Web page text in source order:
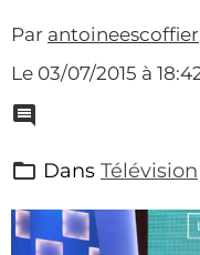
Par antoineescoffier
Le 03/07/2015 à
Dans Télévision